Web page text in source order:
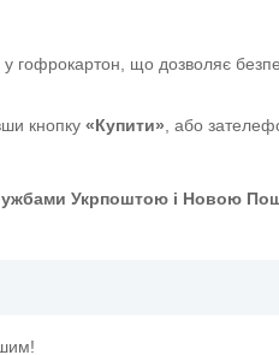
гофрокартон, що дозволяє
кнопку «Купити» , або
Укрпоштою і Новою